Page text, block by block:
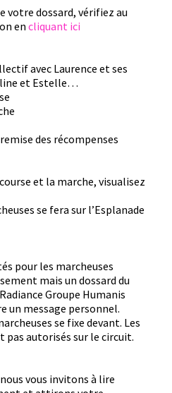
dossard, vérifiez au
encliquant ici
avec Laurence et ses
et Estelle…
des récompenses
et la marche, visualisez
se fera sur l’Esplanade
pour les marcheuses
mais un dossard du
Groupe Humanis
un message personnel.
se fixe devant. Les
pas autorisés sur le circuit.
vous invitons à lire